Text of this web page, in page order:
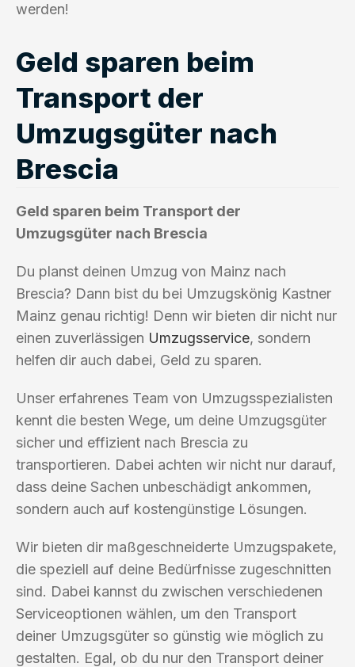
werden!
Geld sparen beim
Transport der
Umzugsgüter nach
Brescia
Geld sparen beim Transport der
Umzugsgüter nach Brescia
Du planst deinen Umzug von Mainz nach
Brescia? Dann bist du bei Umzugskönig Kastner
Mainz genau richtig! Denn wir bieten dir nicht nur
einen zuverlässigen Umzugsservice, sondern
helfen dir auch dabei, Geld zu sparen.
Unser erfahrenes Team von Umzugsspezialisten
kennt die besten Wege, um deine Umzugsgüter
sicher und effizient nach Brescia zu
transportieren. Dabei achten wir nicht nur darauf,
dass deine Sachen unbeschädigt ankommen,
sondern auch auf kostengünstige Lösungen.
Wir bieten dir maßgeschneiderte Umzugspakete,
die speziell auf deine Bedürfnisse zugeschnitten
sind. Dabei kannst du zwischen verschiedenen
Serviceoptionen wählen, um den Transport
deiner Umzugsgüter so günstig wie möglich zu
gestalten. Egal, ob du nur den Transport deiner